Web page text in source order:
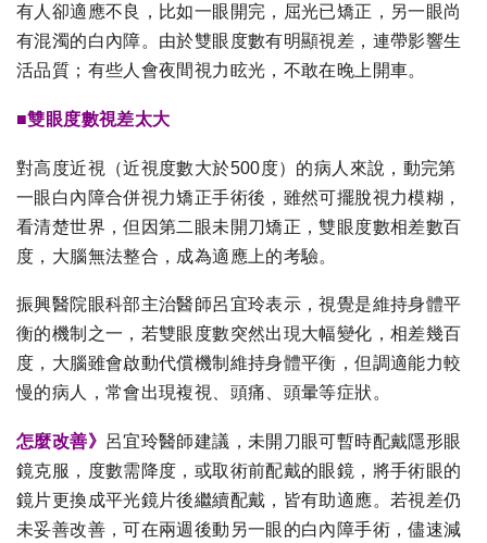
有人卻適應不良，比如一眼開完，屈光已矯正，另一眼尚
有混濁的白內障。由於雙眼度數有明顯視差，連帶影響生
活品質；有些人會夜間視力眩光，不敢在晚上開車。
■雙眼度數視差太大
對高度近視（近視度數大於500度）的病人來說，動完第
一眼白內障合併視力矯正手術後，雖然可擺脫視力模糊，
看清楚世界，但因第二眼未開刀矯正，雙眼度數相差數百
度，大腦無法整合，成為適應上的考驗。
振興醫院眼科部主治醫師呂宜玲表示，視覺是維持身體平
衡的機制之一，若雙眼度數突然出現大幅變化，相差幾百
度，大腦雖會啟動代償機制維持身體平衡，但調適能力較
慢的病人，常會出現複視、頭痛、頭暈等症狀。
怎麼改善》 呂宜玲醫師建議，未開刀眼可暫時配戴隱形眼
鏡克服，度數需降度，或取術前配戴的眼鏡，將手術眼的
鏡片更換成平光鏡片後繼續配戴，皆有助適應。若視差仍
未妥善改善，可在兩週後動另一眼的白內障手術，儘速減